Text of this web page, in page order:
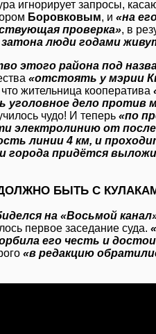
игнорирует запросы,
Боровковым, и «на
проверка», в
люди годами
этого района под
«отстоять у мэрии
жительница кооператива
уголовное дело против
чудо! И теперь «по
электролинию от
линии 4 км, и
города придётся
БЫТЬ С
на «Восьмой
первое заседание суда.
его честь и
«в редакцию